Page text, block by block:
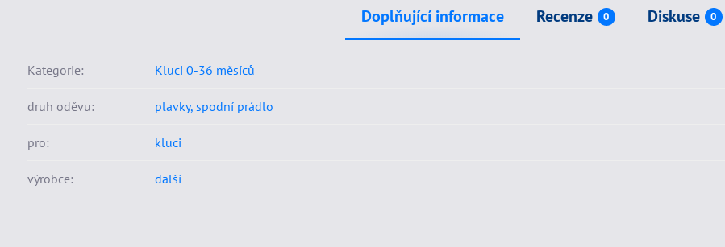
Doplňující informace Recenze 0 Diskuse 0
Kategorie: Kluci 0-36 měsíců
druh oděvu: plavky, spodní prádlo
pro: kluci
výrobce: další